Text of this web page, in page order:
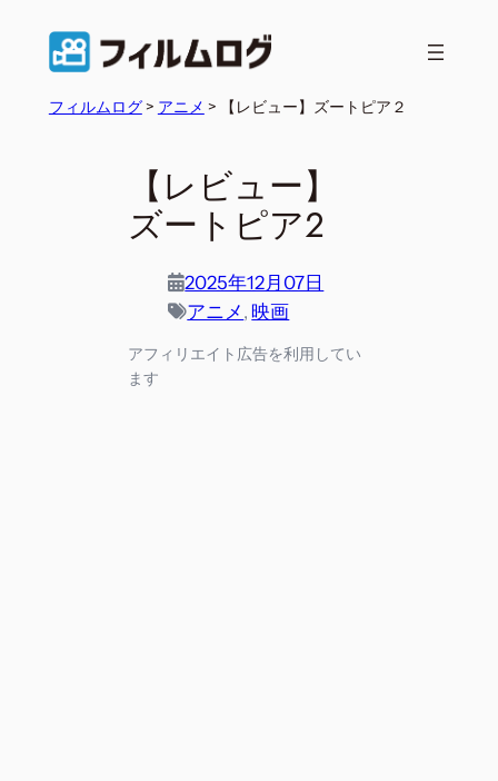
フィルムログ> アニメ > 【レビュー】ズートピア２
【レビュー】
ズートピア２
2025年12月07日
アニメ , 映画
アフィリエイト広告を利用してい
ます